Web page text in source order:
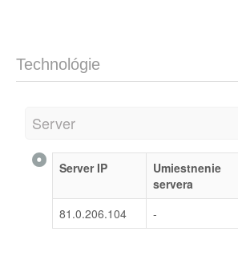
Technológie
Server
Server IP
Umiestnenie
servera
81.0.206.104
-